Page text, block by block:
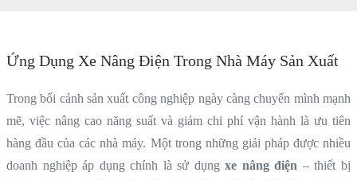
Ứng Dụng Xe Nâng Điện Trong Nhà Máy Sản Xuất
Trong bối cảnh sản xuất công nghiệp ngày càng chuyển mình mạnh
mẽ, việc nâng cao năng suất và giảm chi phí vận hành là ưu tiên
hàng đầu của các nhà máy. Một trong những giải pháp được nhiều
doanh nghiệp áp dụng chính là sử dụngxe nâng điện – thiết bị